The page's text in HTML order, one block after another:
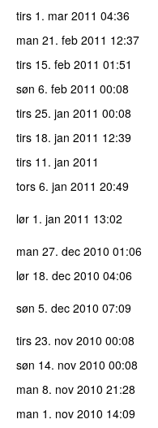
tirs 1. mar 2011 04:36
man 21. feb 2011 12:37
tirs 15. feb 2011 01:51
søn 6. feb 2011 00:08
tirs 25. jan 2011 00:08
tirs 18. jan 2011 12:39
tirs 11. jan 2011
tors 6. jan 2011 20:49
lør 1. jan 2011 13:02
man 27. dec 2010 01:06
lør 18. dec 2010 04:06
søn 5. dec 2010 07:09
tirs 23. nov 2010 00:08
søn 14. nov 2010 00:08
man 8. nov 2010 21:28
man 1. nov 2010 14:09